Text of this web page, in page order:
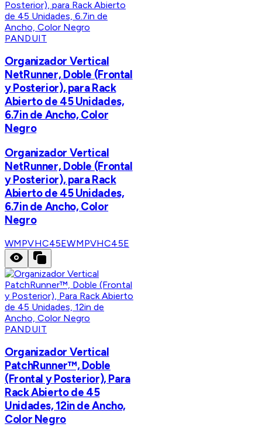
PANDUIT
Organizador Vertical
NetRunner, Doble (Frontal
y Posterior), para Rack
Abierto de 45 Unidades,
6.7in de Ancho, Color
Negro
Organizador Vertical
NetRunner, Doble (Frontal
y Posterior), para Rack
Abierto de 45 Unidades,
6.7in de Ancho, Color
Negro
WMPVHC45EWMPVHC45E
PANDUIT
Organizador Vertical
PatchRunner™, Doble
(Frontal y Posterior), Para
Rack Abierto de 45
Unidades, 12in de Ancho,
Color Negro